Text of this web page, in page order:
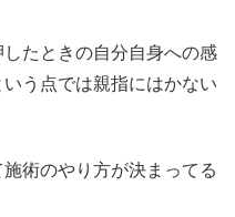
たときの自分自身への感
う点では親指にはかない
術のやり方が決まってる